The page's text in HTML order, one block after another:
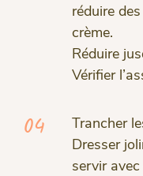
réduire
crème.
Réduire
Vérifier
04
Trancher
Dresser
servir